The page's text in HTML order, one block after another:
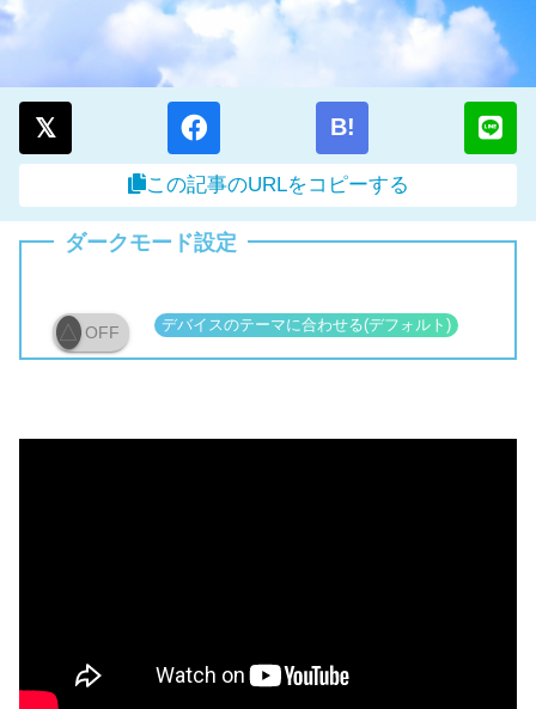
B!
この記事のURLをコピーする
ダークモード設定
OFF